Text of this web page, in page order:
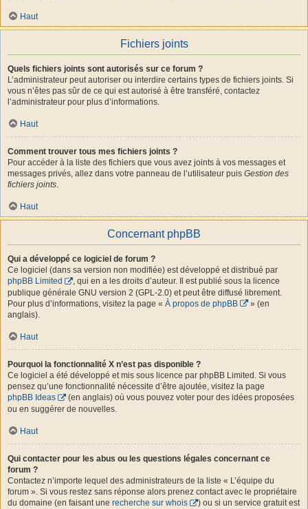
Haut
Fichiers joints
Quels fichiers joints sont autorisés sur ce forum ?
L’administrateur peut autoriser ou interdire certains types de fichiers joints. Si
vous n’êtes pas sûr de ce qui est autorisé à être transféré, contactez
l’administrateur pour plus d’informations.
Haut
Comment trouver tous mes fichiers joints ?
Pour accéder à la liste des fichiers que vous avez joints à vos messages et
messages privés, allez dans votre panneau de l’utilisateur puis Gestion des
fichiers joints.
Haut
Concernant phpBB
Qui a développé ce logiciel de forum ?
Ce logiciel (dans sa version non modifiée) est développé et distribué par
phpBB Limited
, qui en a les droits d’auteur. Il est publié sous la licence
publique générale GNU version 2 (GPL-2.0) et peut être diffusé librement.
Pour plus d’informations, visitez la page « À propos de phpBB
» (en
anglais).
Haut
Pourquoi la fonctionnalité X n’est pas disponible ?
Ce logiciel a été développé et mis sous licence par phpBB Limited. Si vous
pensez qu’une fonctionnalité nécessite d’être ajoutée, visitez la page
phpBB Ideas
(en anglais) où vous pouvez voter pour des idées proposées
ou en suggérer de nouvelles.
Haut
Qui contacter pour les abus ou les questions légales concernant ce
forum ?
Contactez n’importe lequel des administrateurs de la liste « L’équipe du
forum ». Si vous restez sans réponse alors prenez contact avec le propriétaire
du domaine (en faisant une recherche sur whois
) ou si un service gratuit est